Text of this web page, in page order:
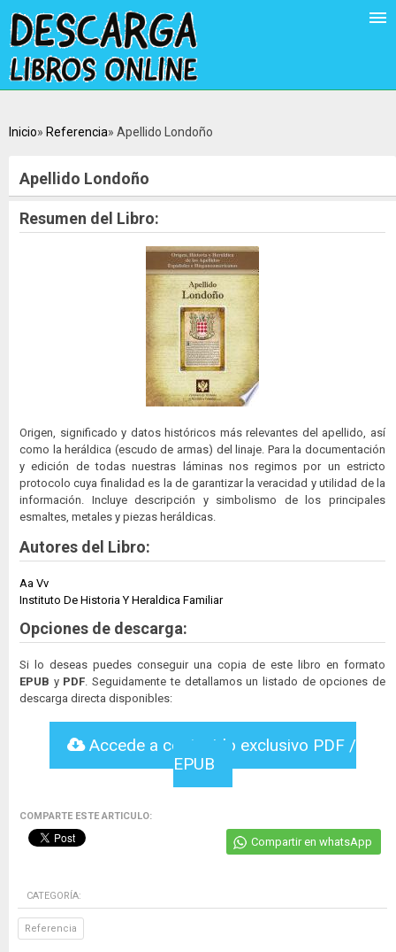
Inicio Referencia Apellido Londoño
Apellido Londoño
Resumen del Libro:
Origen, significado y datos históricos más relevantes del apellido, así
como la heráldica (escudo de armas) del linaje. Para la documentación
y edición de todas nuestras láminas nos regimos por un estricto
protocolo cuya finalidad es la de garantizar la veracidad y utilidad de la
información. Incluye descripción y simbolismo de los principales
esmaltes, metales y piezas heráldicas.
Autores del Libro:
Aa Vv
Instituto De Historia Y Heraldica Familiar
Opciones de descarga:
Si lo deseas puedes conseguir una copia de este libro en formato
EPUB y PDF . Seguidamente te detallamos un listado de opciones de
descarga directa disponibles:
Accede a contenido exclusivo PDF /
EPUB
COMPARTE ESTE ARTICULO:
Compartir en whatsApp
CATEGORÍA:
Referencia